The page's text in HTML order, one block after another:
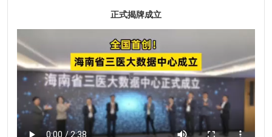
正式揭牌成立